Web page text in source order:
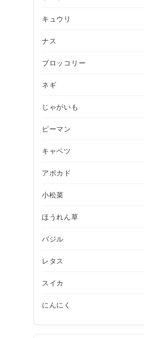
キュウリ
ナス
ブロッコリー
ネギ
じゃがいも
ピーマン
キャベツ
アボカド
小松菜
ほうれん草
バジル
レタス
スイカ
にんにく